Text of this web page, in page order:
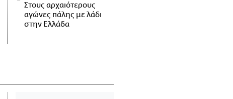
Στους αρχαιότερους
αγώνες πάλης με λάδι
στην Ελλάδα